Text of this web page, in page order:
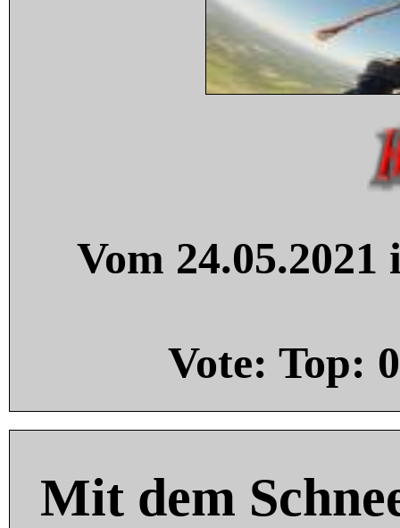
Vom
Vote: Top: 0
Mit dem